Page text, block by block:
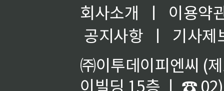
회사소개 ㅣ
이용약
공지사항
ㅣ
기사제
㈜이투데이피엔씨 (
이빌딩 15층 ㅣ ☎